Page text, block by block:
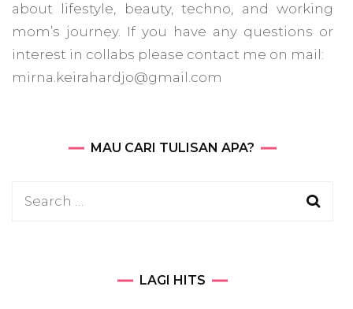
about lifestyle, beauty, techno, and working
mom’s journey. If you have any questions or
interest in collabs please contact me on mail:
mirna.keirahardjo@gmail.com
MAU CARI TULISAN APA?
Search
LAGI HITS